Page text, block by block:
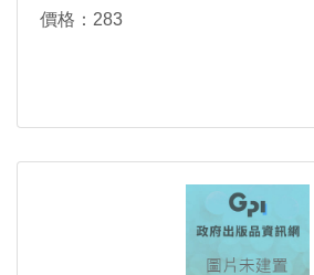
價格：283